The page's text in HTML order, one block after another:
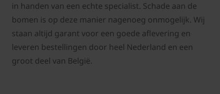
in handen van een echte specialist. Schade aan de
bomen is op deze manier nagenoeg onmogelijk. Wij
staan altijd garant voor een goede aflevering en
leveren bestellingen door heel Nederland en een
groot deel van België.